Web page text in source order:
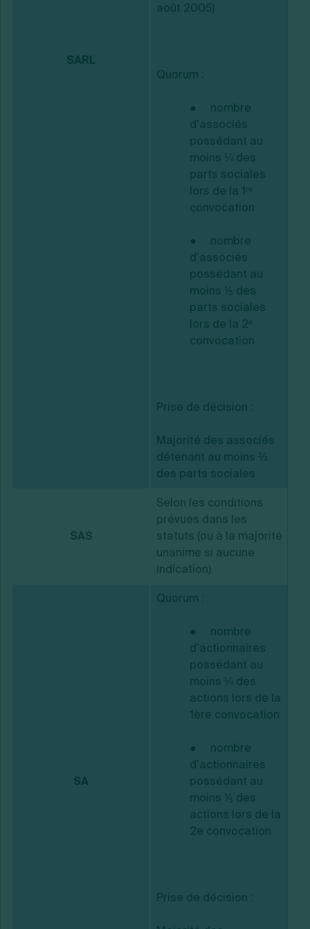
SARL
août 2005)
Quorum :
● nombre
d’associés
possédant au
moins ¼ des
parts sociales
lors de la 1ʳᵉ
convocation
● nombre
d’associés
possédant au
moins ⅕ des
parts sociales
lors de la 2ᵉ
convocation
Prise de décision :
Majorité des associés
détenant au moins ⅔
des parts sociales
SAS
Selon les conditions
prévues dans les
statuts (ou à la majorité
unanime si aucune
indication)
SA
Quorum :
● nombre
d’actionnaires
possédant au
moins ¼ des
actions lors de la
1ère convocation
● nombre
d’actionnaires
possédant au
moins ⅕ des
actions lors de la
2e convocation
Prise de décision :